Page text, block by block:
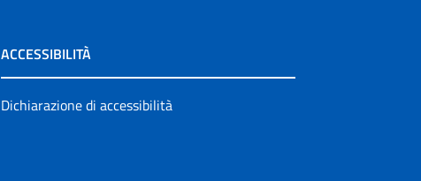
ACCESSIBILITÀ
Dichiarazione di accessibilità